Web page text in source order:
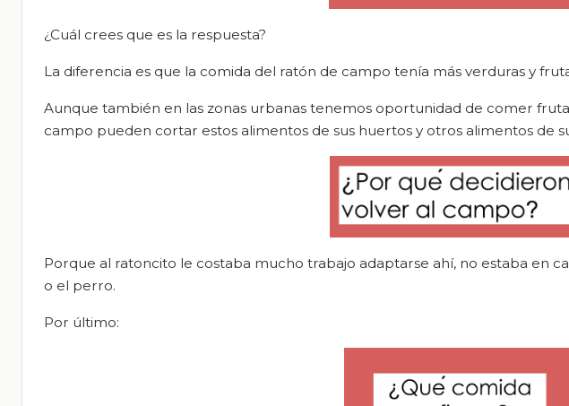
¿Cuál crees que es la respuesta?
La diferencia es que la comida del ratón de campo tenía más verduras y
Aunque también en las zonas urbanas tenemos oportunidad de comer
campo pueden cortar estos alimentos de sus huertos y otros alimentos de
Porque al ratoncito le costaba mucho trabajo adaptarse ahí, no estaba en
o el perro.
Por último: